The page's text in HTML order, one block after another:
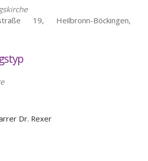
19, Heilbronn-Böckingen,
Dr. Rexer